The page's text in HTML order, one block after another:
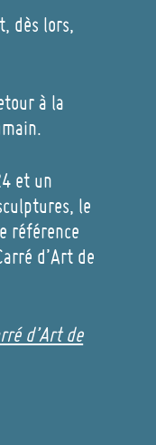
dès lors,
à la
et un
le
référence
d’Art de
d’Art de